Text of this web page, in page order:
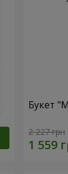
Букет
2 227 грн